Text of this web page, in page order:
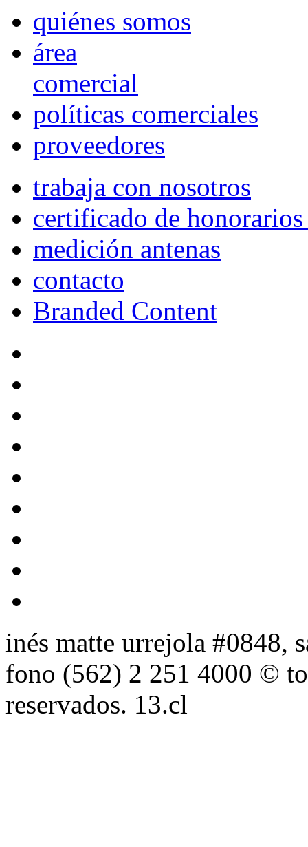
quiénes somos
área
comercial
políticas comerciales
proveedores
trabaja con nosotros
certificado de
medición antenas
contacto
Branded Content
inés matte urrejola #0848,
fono (562) 2 251 4000 ©
reservados. 13.cl